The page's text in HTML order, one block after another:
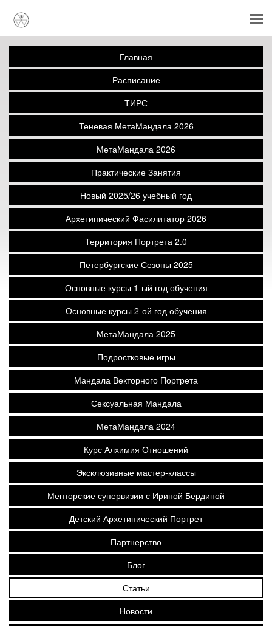
Главная
Расписание
ТИРС
Теневая МетаМандала 2026
МетаМандала 2026
Практические Занятия
Новый 2025/26 учебный год
Архетипический Фасилитатор 2026
Территория Портрета 2.0
Петербургские Сезоны 2025
Основные курсы 1-ый год обучения
Основные курсы 2-ой год обучения
МетаМандала 2025
Подростковые игры
Мандала Векторного Портрета
Сексуальная Мандала
МетаМандала 2024
Курс Алхимия Отношений
Эксклюзивные мастер-классы
Менторские супервизии с Ириной Бердиной
Детский Архетипический Портрет
Партнерство
Блог
Статьи
Новости